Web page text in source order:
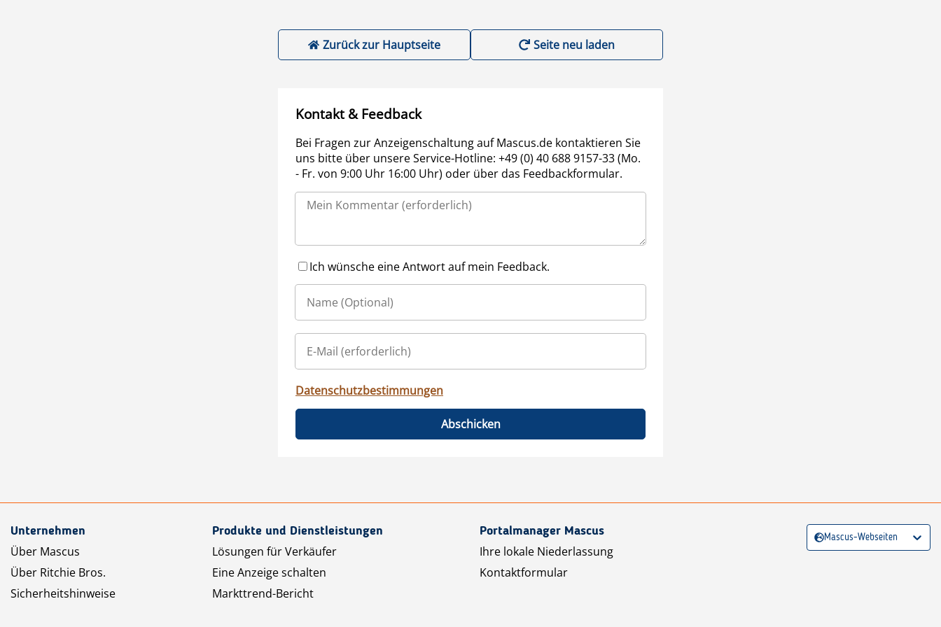
Zurück zur Hauptseite Seite neu laden
Kontakt & Feedback
Bei Fragen zur Anzeigenschaltung auf Mascus.de kontaktieren Sie
uns bitte über unsere Service-Hotline: +49 (0) 40 688 9157-33 (Mo.
- Fr. von 9:00 Uhr 16:00 Uhr) oder über das Feedbackformular.
Ich wünsche eine Antwort auf mein Feedback.
Datenschutzbestimmungen
Abschicken
Unternehmen
Über Mascus
Über Ritchie Bros.
Sicherheitshinweise
Produkte und Dienstleistungen
Lösungen für Verkäufer
Eine Anzeige schalten
Markttrend-Bericht
Portalmanager Mascus
Ihre lokale Niederlassung
Kontaktformular
Mascus-Webseiten